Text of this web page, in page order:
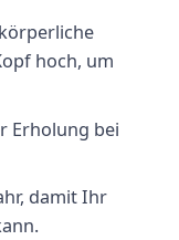
hoch, um
Erholung bei
damit Ihr